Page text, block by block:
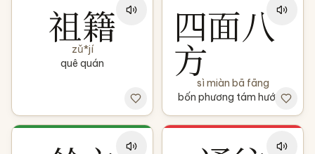
祖籍
zǔ*jí
quê quán
四面八
方sì miàn bā fāng
bốn phương tám hướng